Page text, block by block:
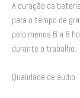
A duração da
para o tempo de
pelo menos 6 a 8
durante o trabalho.
Qualidade de áudio